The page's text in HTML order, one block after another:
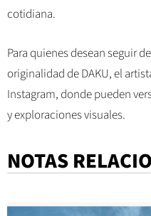
cotidiana.
Para quienes desean seguir
originalidad de DAKU, el
Instagram, donde pueden
y exploraciones visuales.
NOTAS